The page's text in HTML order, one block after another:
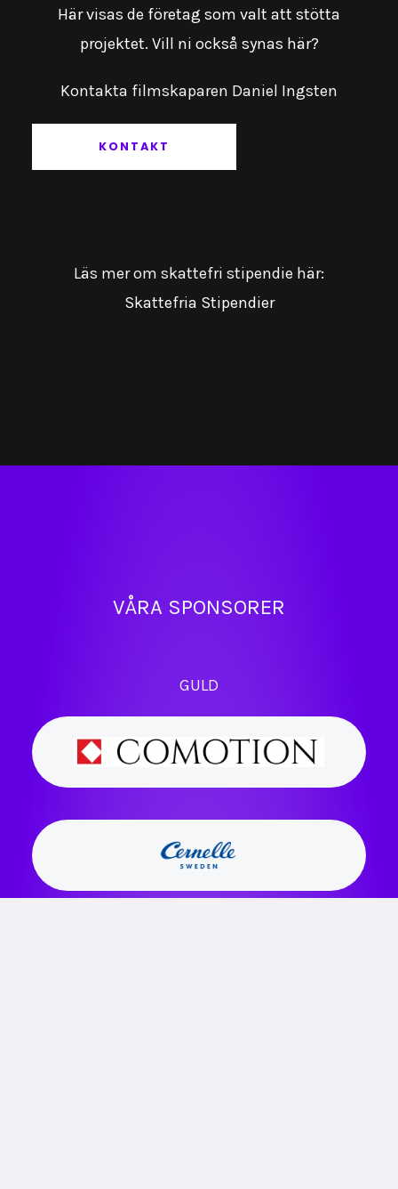
Här visas de företag som valt att stötta
projektet. Vill ni också synas här?
Kontakta filmskaparen Daniel Ingsten
KONTAKT
Läs mer om skattefri stipendie här:
Skattefria Stipendier
VÅRA SPONSORER
GULD